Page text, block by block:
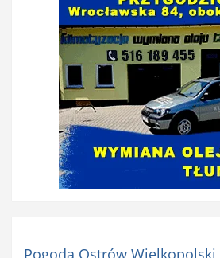
Pogoda Ostrów Wielkopolski